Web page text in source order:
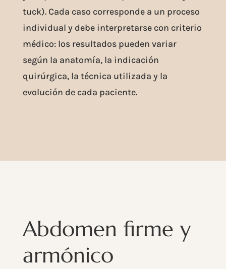
tuck). Cada caso corresponde a un proceso
individual y debe interpretarse con criterio
médico: los resultados pueden variar
según la anatomía, la indicación
quirúrgica, la técnica utilizada y la
evolución de cada paciente.
Abdomen firme y
armónico